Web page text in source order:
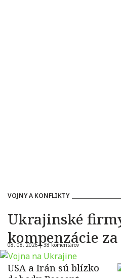
VOJNY A KONFLIKTY
Ukrajinské
kompenzácie
08. 08. 2026 |38 komentárov
USA a Irán sú blízko